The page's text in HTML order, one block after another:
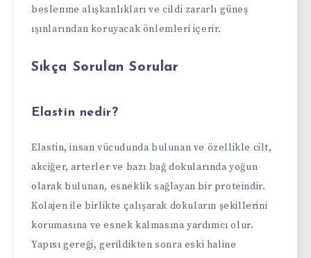
beslenme alışkanlıkları ve cildi zararlı güneş
ışınlarından koruyacak önlemleri içerir.
Sıkça Sorulan Sorular
Elastin nedir?
Elastin, insan vücudunda bulunan ve özellikle cilt,
akciğer, arterler ve bazı bağ dokularında yoğun
olarak bulunan, esneklik sağlayan bir proteindir.
Kolajen ile birlikte çalışarak dokuların şekillerini
korumasına ve esnek kalmasına yardımcı olur.
Yapısı gereği, gerildikten sonra eski haline